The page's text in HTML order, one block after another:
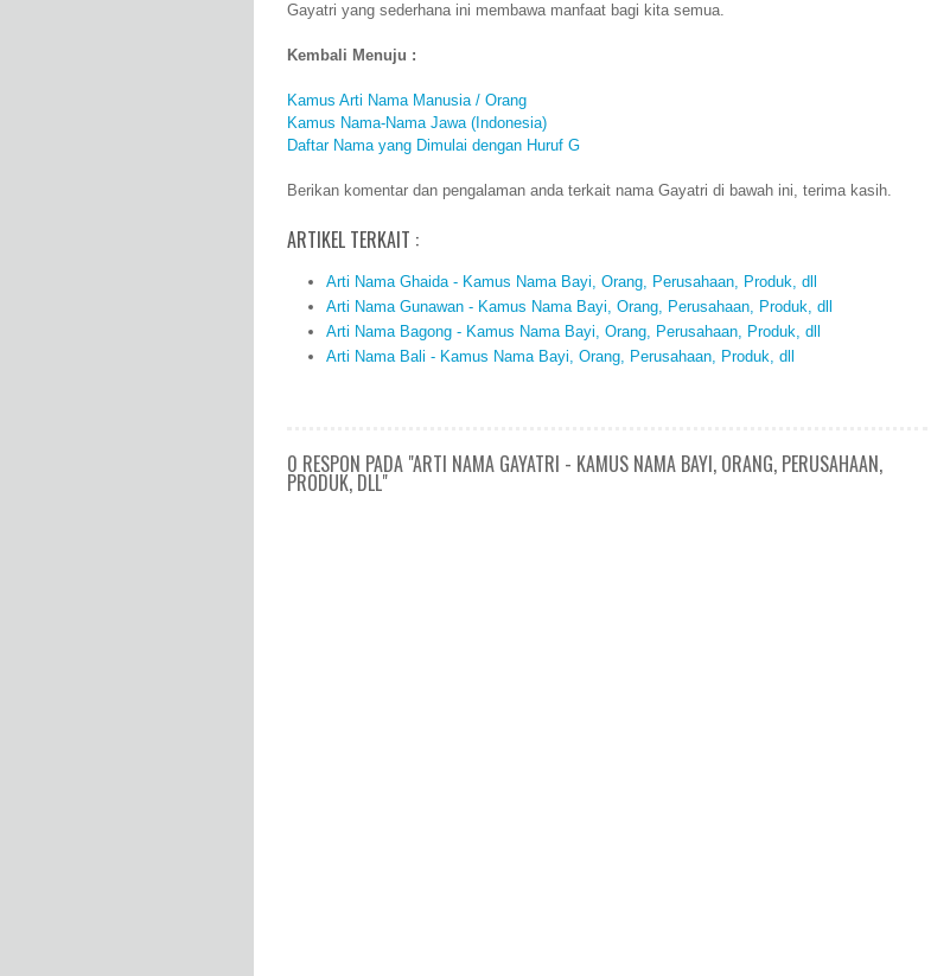
Gayatri yang sederhana ini membawa manfaat bagi kita semua.
Kembali Menuju :
Kamus Arti Nama Manusia / Orang
Kamus Nama-Nama Jawa (Indonesia)
Daftar Nama yang Dimulai dengan Huruf G
Berikan komentar dan pengalaman anda terkait nama Gayatri di bawah ini, terima kasih.
ARTIKEL TERKAIT :
Arti Nama Ghaida - Kamus Nama Bayi, Orang, Perusahaan, Produk, dll
Arti Nama Gunawan - Kamus Nama Bayi, Orang, Perusahaan, Produk, dll
Arti Nama Bagong - Kamus Nama Bayi, Orang, Perusahaan, Produk, dll
Arti Nama Bali - Kamus Nama Bayi, Orang, Perusahaan, Produk, dll
0 RESPON PADA "ARTI NAMA GAYATRI - KAMUS NAMA BAYI, ORANG, PERUSAHAAN,
PRODUK, DLL"